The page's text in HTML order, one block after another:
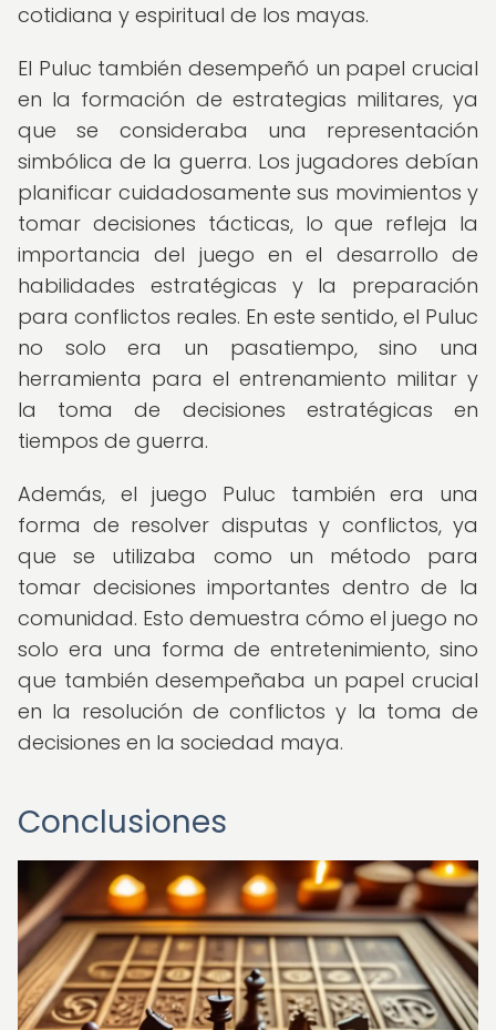
cotidiana y espiritual de los mayas.
El Puluc también desempeñó un papel crucial
en la formación de estrategias militares, ya
que se consideraba una representación
simbólica de la guerra. Los jugadores debían
planificar cuidadosamente sus movimientos y
tomar decisiones tácticas, lo que refleja la
importancia del juego en el desarrollo de
habilidades estratégicas y la preparación
para conflictos reales. En este sentido, el Puluc
no solo era un pasatiempo, sino una
herramienta para el entrenamiento militar y
la toma de decisiones estratégicas en
tiempos de guerra.
Además, el juego Puluc también era una
forma de resolver disputas y conflictos, ya
que se utilizaba como un método para
tomar decisiones importantes dentro de la
comunidad. Esto demuestra cómo el juego no
solo era una forma de entretenimiento, sino
que también desempeñaba un papel crucial
en la resolución de conflictos y la toma de
decisiones en la sociedad maya.
Conclusiones